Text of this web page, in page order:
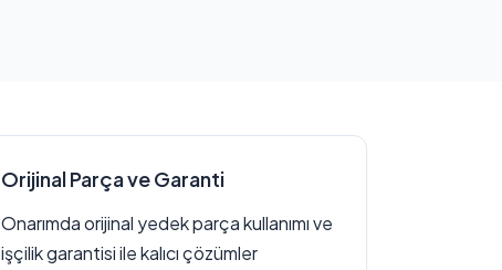
Orijinal Parça ve Garanti
Onarımda orijinal yedek parça kullanımı ve
işçilik garantisi ile kalıcı çözümler